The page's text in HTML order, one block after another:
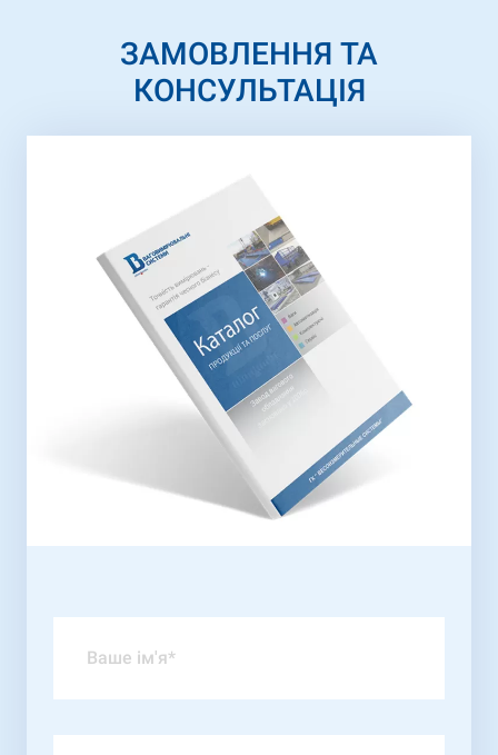
ЗАМОВЛЕННЯ ТА
КОНСУЛЬТАЦІЯ